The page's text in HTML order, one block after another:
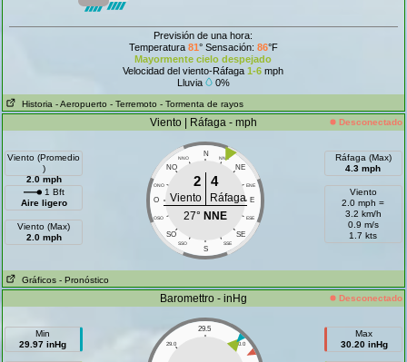
Previsión de una hora:
Temperatura 81° Sensación: 86°F
Mayormente cielo despejado
Velocidad del viento-Ráfaga 1-6 mph
Lluvia
0%
Historia - Aeropuerto - Terremoto - Tormenta de rayos
Viento | Ráfaga - mph Desconectado
Viento (Promedio
)
2.0 mph
1 Bft
Aire ligero
Viento (Max)
2.0 mph
N
NNO NNE
NO NE
ONO ENE
O E
OSO ESE
SO SE
SSO SSE
S
2 4
Viento
Ráfaga
27° NNE
Ráfaga (Max)
4.3 mph
Viento
2.0 mph =
3.2 km/h
0.9 m/s
1.7 kts
Gráficos - Pronóstico
Baromettro - inHg Desconectado
Min
29.97 inHg
29.5
29.0 30.0
Max
30.20 inHg